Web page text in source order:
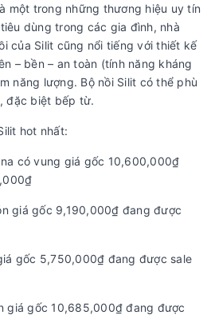
một trong những thương hiệu uy tín
dùng trong các gia đình, nhà
của Silit cũng nổi tiếng với thiết kế
– bền – an toàn (tính năng kháng
năng lượng. Bộ nồi Silit có thể phù
đặc biệt bếp từ.
hot nhất:
có vung giá gốc 10,600,000₫
giá gốc 9,190,000₫ đang được
gốc 5,750,000₫ đang được sale
giá gốc 10,685,000₫ đang được